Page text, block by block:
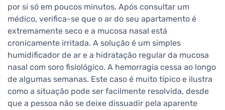
por si só em poucos minutos. Após consultar um
médico, verifica-se que o ar do seu apartamento é
extremamente seco e a mucosa nasal está
cronicamente irritada. A solução é um simples
humidificador de ar e a hidratação regular da mucosa
nasal com soro fisiológico. A hemorragia cessa ao longo
de algumas semanas. Este caso é muito típico e ilustra
como a situação pode ser facilmente resolvida, desde
que a pessoa não se deixe dissuadir pela aparente